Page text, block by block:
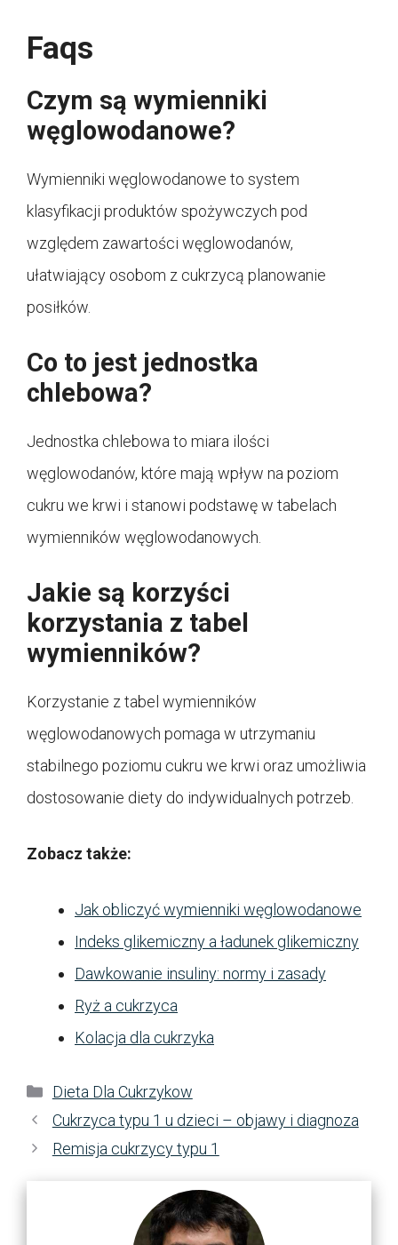
Faqs
Czym są wymienniki
węglowodanowe?
Wymienniki węglowodanowe to system
klasyfikacji produktów spożywczych pod
względem zawartości węglowodanów,
ułatwiający osobom z cukrzycą planowanie
posiłków.
Co to jest jednostka
chlebowa?
Jednostka chlebowa to miara ilości
węglowodanów, które mają wpływ na poziom
cukru we krwi i stanowi podstawę w tabelach
wymienników węglowodanowych.
Jakie są korzyści
korzystania z tabel
wymienników?
Korzystanie z tabel wymienników
węglowodanowych pomaga w utrzymaniu
stabilnego poziomu cukru we krwi oraz umożliwia
dostosowanie diety do indywidualnych potrzeb.
Zobacz także:
Jak obliczyć wymienniki węglowodanowe
Indeks glikemiczny a ładunek glikemiczny
Dawkowanie insuliny: normy i zasady
Ryż a cukrzyca
Kolacja dla cukrzyka
Kategorie
Dieta Dla Cukrzykow
Cukrzyca typu 1 u dzieci – objawy i diagnoza
Remisja cukrzycy typu 1